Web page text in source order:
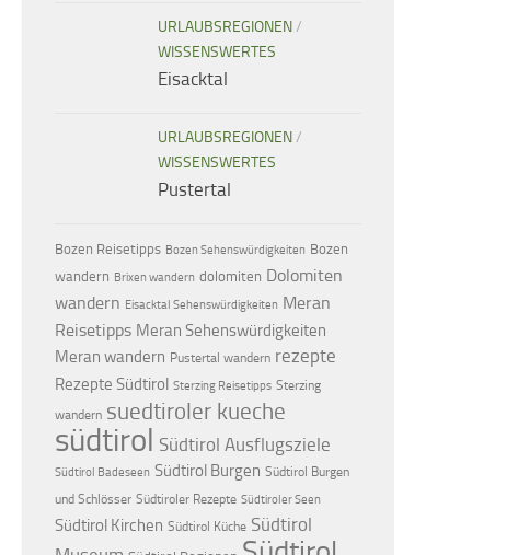
URLAUBSREGIONEN/
WISSENSWERTES
Eisacktal
URLAUBSREGIONEN/
WISSENSWERTES
Pustertal
Bozen Reisetipps Bozen Sehenswürdigkeiten Bozen
wandern Brixen wandern dolomiten Dolomiten
wandern Eisacktal Sehenswürdigkeiten Meran
Reisetipps Meran Sehenswürdigkeiten
Meran wandern Pustertal wandern rezepte
Rezepte Südtirol Sterzing Reisetipps Sterzing
wandern suedtiroler kueche
südtirol Südtirol Ausflugsziele
Südtirol Badeseen Südtirol Burgen Südtirol Burgen
und Schlösser Südtiroler Rezepte Südtiroler Seen
Südtirol Kirchen Südtirol Küche Südtirol